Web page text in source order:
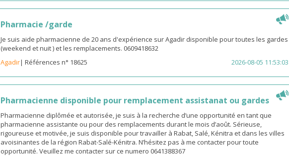
Pharmacie /garde
Je suis aide pharmacienne de 20 ans d'expérience sur Agadir disponible pour toutes les gardes
(weekend et nuit ) et les remplacements. 0609418632
Agadir| Références n° 18625 2026-08-05 11:53:03
Pharmacienne disponible pour remplacement assistanat ou gardes
Pharmacienne diplômée et autorisée, je suis à la recherche d’une opportunité en tant que
pharmacienne assistante ou pour des remplacements durant le mois d’août. Sérieuse,
rigoureuse et motivée, je suis disponible pour travailler à Rabat, Salé, Kénitra et dans les villes
avoisinantes de la région Rabat-Salé-Kénitra. N’hésitez pas à me contacter pour toute
opportunité. Veuillez me contacter sur ce numero 0641388367